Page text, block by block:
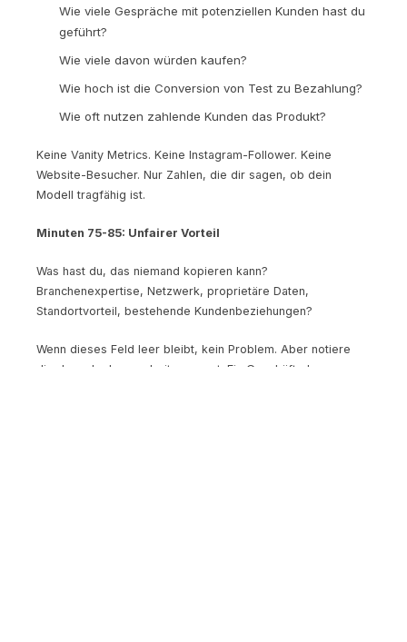
Wie viele Gespräche mit potenziellen Kunden hast du
geführt?
Wie viele davon würden kaufen?
Wie hoch ist die Conversion von Test zu Bezahlung?
Wie oft nutzen zahlende Kunden das Produkt?
Keine Vanity Metrics. Keine Instagram-Follower. Keine
Website-Besucher. Nur Zahlen, die dir sagen, ob dein
Modell tragfähig ist.
Minuten 75-85: Unfairer Vorteil
Was hast du, das niemand kopieren kann?
Branchenexpertise, Netzwerk, proprietäre Daten,
Standortvorteil, bestehende Kundenbeziehungen?
Wenn dieses Feld leer bleibt, kein Problem. Aber notiere
dir, dass du daran arbeiten musst. Ein Geschäft ohne